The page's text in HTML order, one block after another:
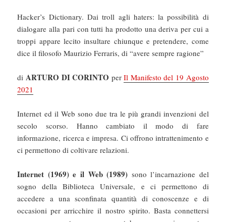
Hacker’s Dictionary. Dai troll agli haters: la possibilità di
dialogare alla pari con tutti ha prodotto una deriva per cui a
troppi appare lecito insultare chiunque e pretendere, come
dice il filosofo Maurizio Ferraris, di “avere sempre ragione”
diARTURO DI CORINTO perIl Manifesto del 19 Agosto
2021
Internet ed il Web sono due tra le più grandi invenzioni del
secolo scorso. Hanno cambiato il modo di fare
informazione, ricerca e impresa. Ci offrono intrattenimento e
ci permettono di coltivare relazioni.
Internet (1969) e il Web (1989) sono l’incarnazione del
sogno della Biblioteca Universale, e ci permettono di
accedere a una sconfinata quantità di conoscenze e di
occasioni per arricchire il nostro spirito. Basta connettersi